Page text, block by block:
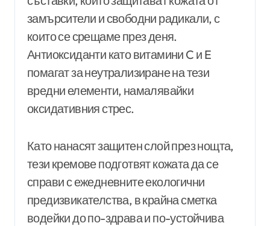
замърсители и свободни радикали, с
които се срещаме през деня.
Антиоксиданти като витамини C и E
помагат за неутрализиране на тези
вредни елементи, намалявайки
оксидативния стрес.
Като нанасят защитен слой през нощта,
тези кремове подготвят кожата да се
справи с ежедневните екологични
предизвикателства, в крайна сметка
водейки до по-здрава и по-устойчива